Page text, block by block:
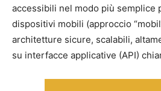
accessibili nel modo più semplice
dispositivi mobili (approccio
architetture sicure, scalabili,
su interfacce applicative (API)